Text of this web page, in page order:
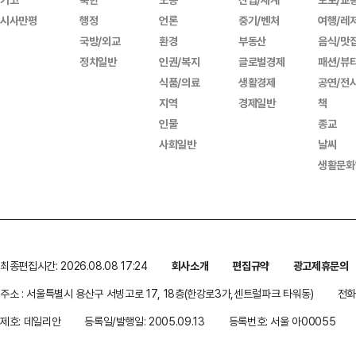
시사만평
행정
국방/외교
정치일반
언론
환경
인권/복지
식품/의료
지역
인물
사회일반
중기/벤처
부동산
글로벌경제
생활경제
경제일반
여행/레
음식/맛
패션/뷰
공연/전
책
종교
날씨
생활문
최종편집시간: 2026.08.08 17:24 회사소개 편집규약
광고제휴문의
주소 : 서울특별시 용산구 서빙고로 17, 18층(한강로3가,센트럴파크 타워동)
전
제호: 데일리안
등록일/발행일: 2005.09.13 등록번호: 서울 아00055